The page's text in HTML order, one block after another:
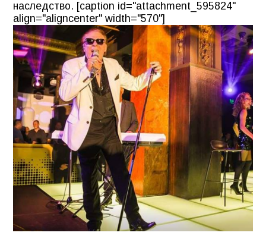
наследство. [caption id="attachment_595824"
align="aligncenter" width="570"]